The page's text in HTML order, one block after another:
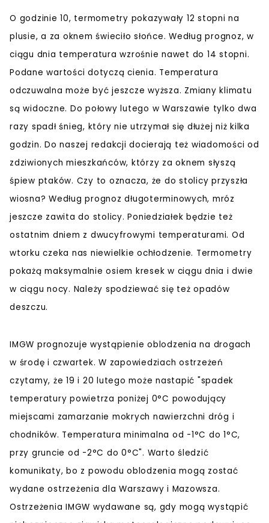
O godzinie 10, termometry pokazywały 12 stopni na
plusie, a za oknem świeciło słońce. Według prognoz, w
ciągu dnia temperatura wzrośnie nawet do 14 stopni.
Podane wartości dotyczą cienia. Temperatura
odczuwalna może być jeszcze wyższa. Zmiany klimatu
są widoczne. Do połowy lutego w Warszawie tylko dwa
razy spadł śnieg, który nie utrzymał się dłużej niż kilka
godzin. Do naszej redakcji docierają też wiadomości od
zdziwionych mieszkańców, którzy za oknem słyszą
śpiew ptaków. Czy to oznacza, że do stolicy przyszła
wiosna? Według prognoz długoterminowych, mróz
jeszcze zawita do stolicy. Poniedziałek będzie też
ostatnim dniem z dwucyfrowymi temperaturami. Od
wtorku czeka nas niewielkie ochłodzenie. Termometry
pokażą maksymalnie osiem kresek w ciągu dnia i dwie
w ciągu nocy. Należy spodziewać się też opadów
deszczu.
IMGW prognozuje wystąpienie oblodzenia na drogach
w środę i czwartek. W zapowiedziach ostrzeżeń
czytamy, że 19 i 20 lutego może nastapić "spadek
temperatury powietrza poniżej 0°C powodujący
miejscami zamarzanie mokrych nawierzchni dróg i
chodników. Temperatura minimalna od -1°C do 1°C,
przy gruncie od -2°C do 0°C". Warto śledzić
komunikaty, bo z powodu oblodzenia mogą zostać
wydane ostrzeżenia dla Warszawy i Mazowsza.
Ostrzeżenia IMGW wydawane są, gdy mogą wystąpić